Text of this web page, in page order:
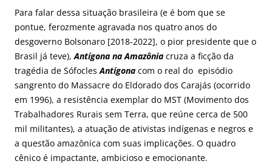
Para falar dessa situação brasileira (e é bom que se
pontue, ferozmente agravada nos quatro anos do
desgoverno Bolsonaro [2018-2022], o pior presidente que o
Brasil já teve),Antígona na Amazônia cruza a ficção da
tragédia de SófoclesAntígona com o real do episódio
sangrento do Massacre do Eldorado dos Carajás (ocorrido
em 1996), a resistência exemplar do MST (Movimento dos
Trabalhadores Rurais sem Terra, que reúne cerca de 500
mil militantes), a atuação de ativistas indígenas e negros e
a questão amazônica com suas implicações. O quadro
cênico é impactante, ambicioso e emocionante.